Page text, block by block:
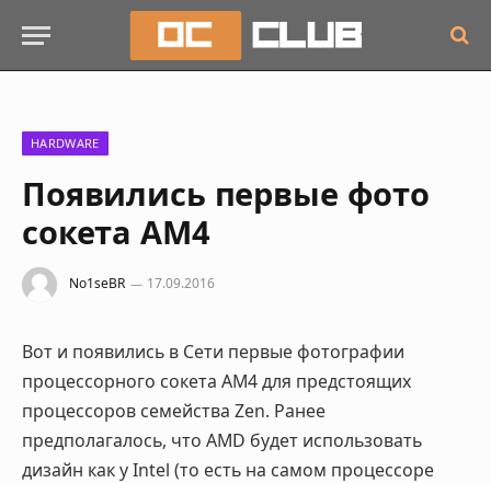
HARDWARE
Появились первые фото
сокета AM4
No1seBR 17.09.2016
Вот и появились в Сети первые фотографии
процессорного сокета AM4 для предстоящих
процессоров семейства Zen. Ранее
предполагалось, что AMD будет использовать
дизайн как у Intel (то есть на самом процессоре